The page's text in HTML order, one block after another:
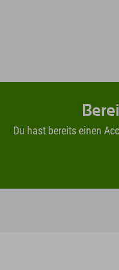
Du hast bereits einen